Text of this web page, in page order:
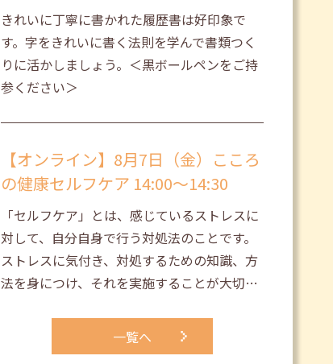
きれいに丁寧に書かれた履歴書は好印象で
す。字をきれいに書く法則を学んで書類つく
りに活かしましょう。＜黒ボールペンをご持
参ください＞
【オンライン】8月7日（金）こころ
の健康セルフケア 14:00～14:30
「セルフケア」とは、感じているストレスに
対して、自分自身で行う対処法のことです。
ストレスに気付き、対処するための知識、方
法を身につけ、それを実施することが大切…
一覧へ